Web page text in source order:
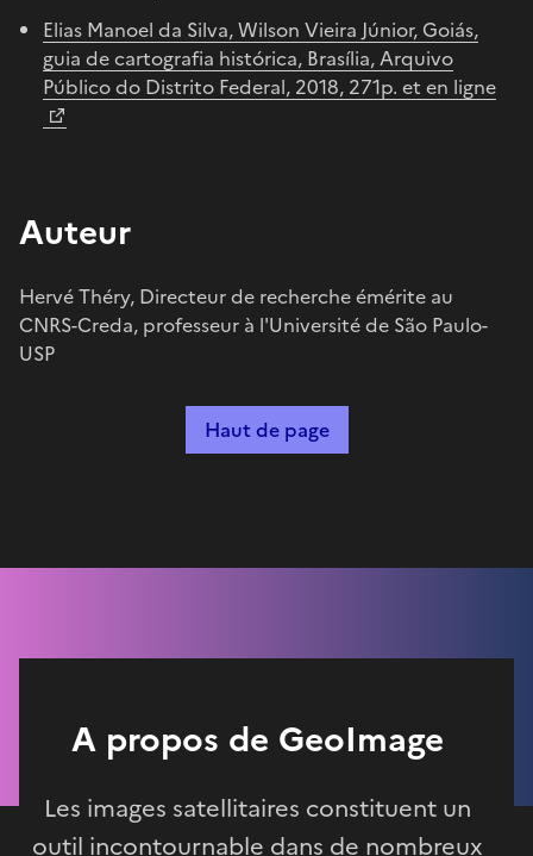
Elias Manoel da Silva, Wilson Vieira Júnior, Goiás,
guia de cartografia histórica, Brasília, Arquivo
Público do Distrito Federal, 2018, 271p. et en ligne
Auteur
Hervé Théry, Directeur de recherche émérite au
CNRS-Creda, professeur à l'Université de São Paulo-
USP
Haut de page
A propos de GeoImage
Les images satellitaires constituent un
outil incontournable dans de nombreux